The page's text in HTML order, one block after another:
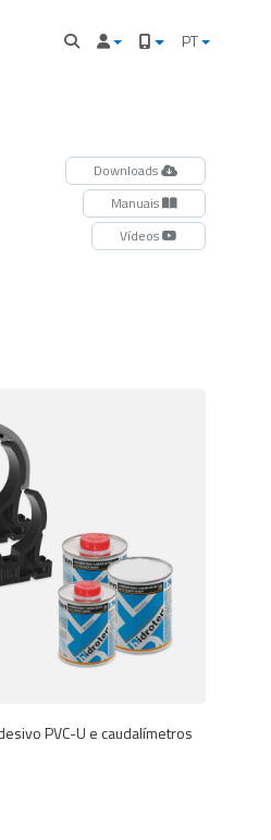
PT
Downloads
Manuais
Vídeos
PVC-U e caudalímetros